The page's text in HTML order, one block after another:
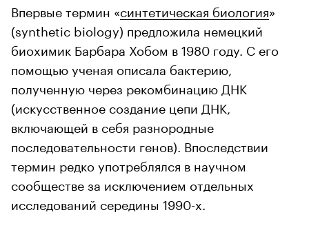
Впервые термин «синтетическая биология»
(synthetic biology) предложила немецкий
биохимик Барбара Хобом в 1980 году. С его
помощью ученая описала бактерию,
полученную через рекомбинацию ДНК
(искусственное создание цепи ДНК,
включающей в себя разнородные
последовательности генов). Впоследствии
термин редко употреблялся в научном
сообществе за исключением отдельных
исследований середины 1990-х.